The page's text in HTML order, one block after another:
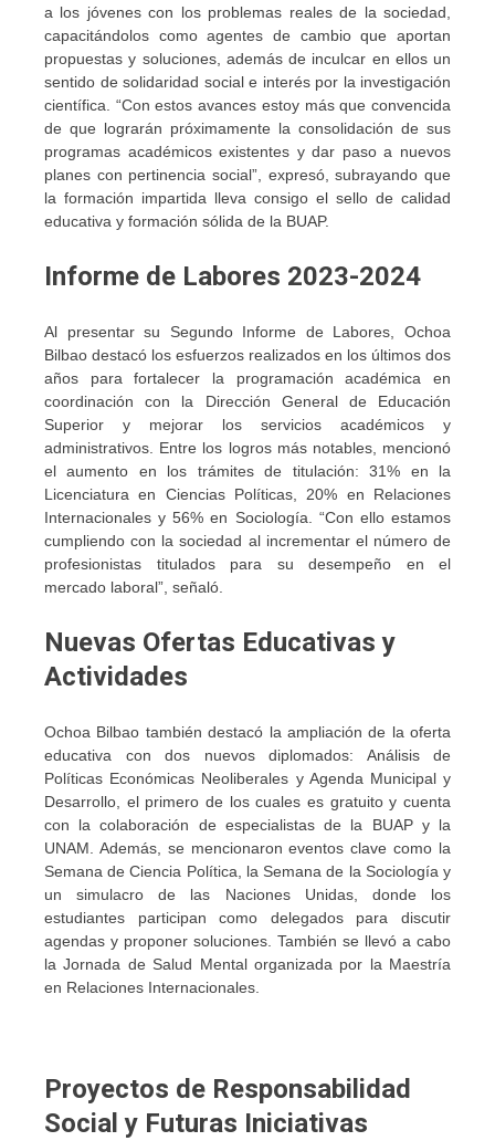
a los jóvenes con los problemas reales de la sociedad,
capacitándolos como agentes de cambio que aportan
propuestas y soluciones, además de inculcar en ellos un
sentido de solidaridad social e interés por la investigación
científica. “Con estos avances estoy más que convencida
de que lograrán próximamente la consolidación de sus
programas académicos existentes y dar paso a nuevos
planes con pertinencia social”, expresó, subrayando que
la formación impartida lleva consigo el sello de calidad
educativa y formación sólida de la BUAP.
Informe de Labores 2023-2024
Al presentar su Segundo Informe de Labores, Ochoa
Bilbao destacó los esfuerzos realizados en los últimos dos
años para fortalecer la programación académica en
coordinación con la Dirección General de Educación
Superior y mejorar los servicios académicos y
administrativos. Entre los logros más notables, mencionó
el aumento en los trámites de titulación: 31% en la
Licenciatura en Ciencias Políticas, 20% en Relaciones
Internacionales y 56% en Sociología. “Con ello estamos
cumpliendo con la sociedad al incrementar el número de
profesionistas titulados para su desempeño en el
mercado laboral”, señaló.
Nuevas Ofertas Educativas y
Actividades
Ochoa Bilbao también destacó la ampliación de la oferta
educativa con dos nuevos diplomados: Análisis de
Políticas Económicas Neoliberales y Agenda Municipal y
Desarrollo, el primero de los cuales es gratuito y cuenta
con la colaboración de especialistas de la BUAP y la
UNAM. Además, se mencionaron eventos clave como la
Semana de Ciencia Política, la Semana de la Sociología y
un simulacro de las Naciones Unidas, donde los
estudiantes participan como delegados para discutir
agendas y proponer soluciones. También se llevó a cabo
la Jornada de Salud Mental organizada por la Maestría
en Relaciones Internacionales.
Proyectos de Responsabilidad
Social y Futuras Iniciativas